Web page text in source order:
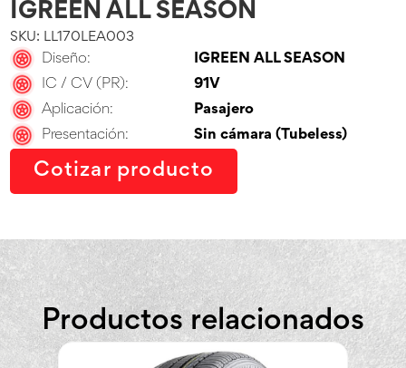
IGREEN ALL SEASON
SKU: LL170LEA003
Diseño:
IGREEN ALL SEASON
IC / CV (PR):
91V
Aplicación:
Pasajero
Presentación:
Sin cámara (Tubeless)
Cotizar producto
Productos relacionados